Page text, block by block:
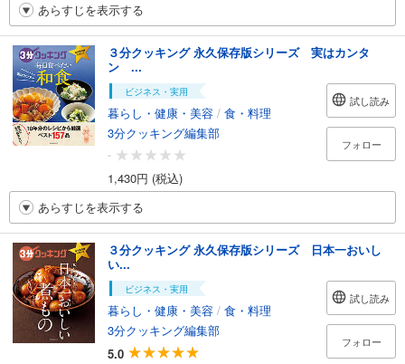
あらすじを表示する
３分クッキング 永久保存版シリーズ 実はカンタ
ン ...
ビジネス・実用
暮らし・健康・美容 / 食・料理
3分クッキング編集部
-
1,430円 (税込)
試し読み
フォロー
あらすじを表示する
３分クッキング 永久保存版シリーズ 日本一おいし
い...
ビジネス・実用
暮らし・健康・美容 / 食・料理
3分クッキング編集部
5.0
試し読み
フォロー